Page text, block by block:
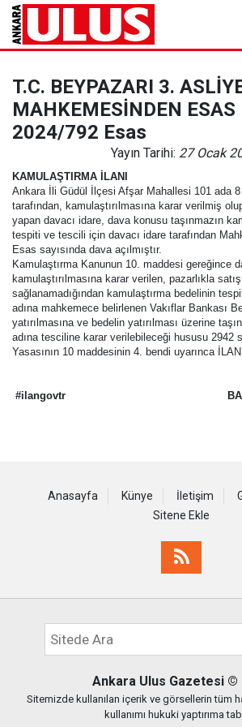
T.C. BEYPAZARI 3.
MAHKEMESİNDEN ESAS
2024/792 Esas
Yayın Tarihi: 27 Ocak
KAMULAŞTIRMA İLANI
Ankara İli Güdül İlçesi Afşar Mahallesi 101 ada 8
tarafından, kamulaştırılmasına karar verilmiş
yapan davacı idare, dava konusu taşınmazın
tespiti ve tescili için davacı idare tarafından
Esas sayısında dava açılmıştır.
Kamulaştırma Kanunun 10. maddesi gereğince
kamulaştırılmasına karar verilen, pazarlıkla
sağlanamadığından kamulaştırma bedelinin
adına mahkemece belirlenen Vakıflar Bankası
yatırılmasına ve bedelin yatırılması üzerine
adına tesciline karar verilebileceği hususu 2942
Yasasının 10 maddesinin 4. bendi uyarınca
#ilangovtr
Anasayfa Künye İletişim
Sitene Ekle
Ankara Ulus Gazetesi ©
Sitemizde kullanılan içerik ve görsellerin tüm
kullanımı hukuki yaptırıma